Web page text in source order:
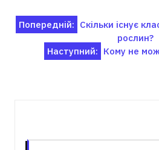
Навігація
записів
Попередній: Скільки існує
рослин?
Наступний: Кому не